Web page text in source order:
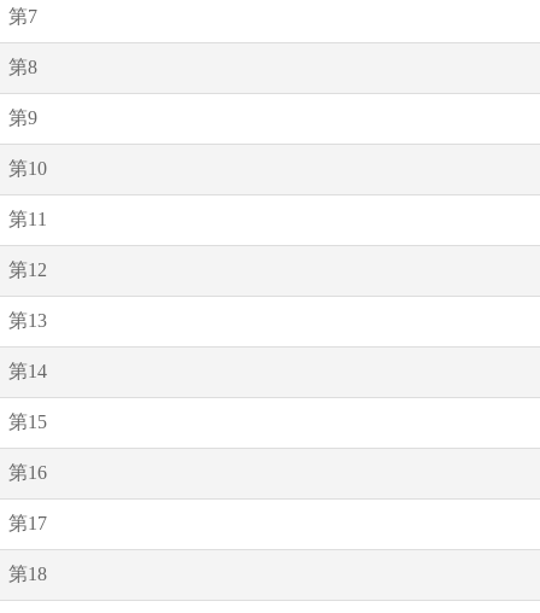
第7
第8
第9
第10
第11
第12
第13
第14
第15
第16
第17
第18